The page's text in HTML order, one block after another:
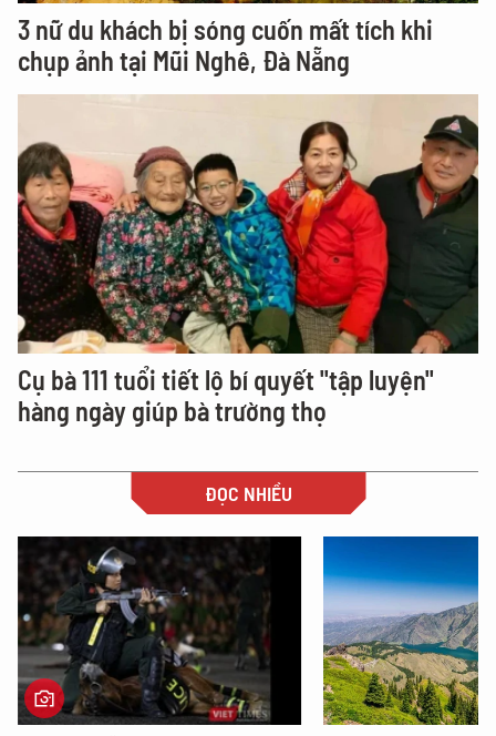
3 nữ du khách bị sóng cuốn mất tích khi
chụp ảnh tại Mũi Nghê, Đà Nẵng
Cụ bà 111 tuổi tiết lộ bí quyết "tập luyện"
hàng ngày giúp bà trường thọ
ĐỌC NHIỀU